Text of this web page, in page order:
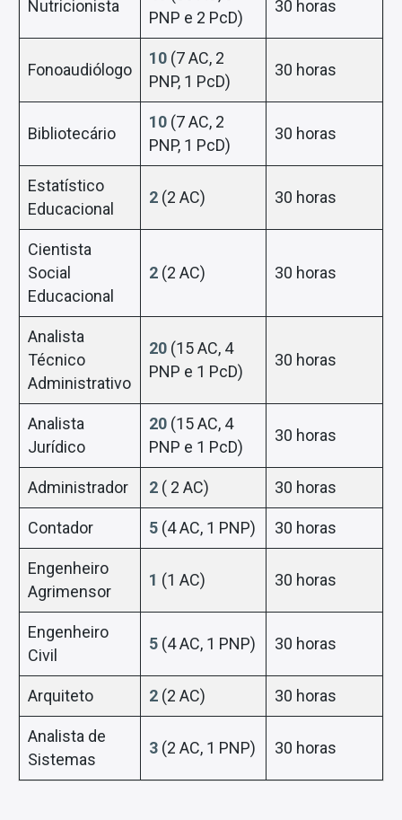
Nutricionista
PNP e 2 PcD)
30 horas
Fonoaudiólogo
10 (7 AC, 2
PNP, 1 PcD)
30 horas
Bibliotecário
10 (7 AC, 2
PNP, 1 PcD)
30 horas
Estatístico
Educacional
2 (2 AC) 30 horas
Cientista
Social
Educacional
2 (2 AC) 30 horas
Analista
Técnico
Administrativo
20 (15 AC, 4
PNP e 1 PcD)
30 horas
Analista
Jurídico
20 (15 AC, 4
PNP e 1 PcD)
30 horas
Administrador 2 ( 2 AC) 30 horas
Contador 5 (4 AC, 1 PNP) 30 horas
Engenheiro
Agrimensor
1 (1 AC) 30 horas
Engenheiro
Civil
5 (4 AC, 1 PNP) 30 horas
Arquiteto 2 (2 AC) 30 horas
Analista de
Sistemas
3 (2 AC, 1 PNP) 30 horas